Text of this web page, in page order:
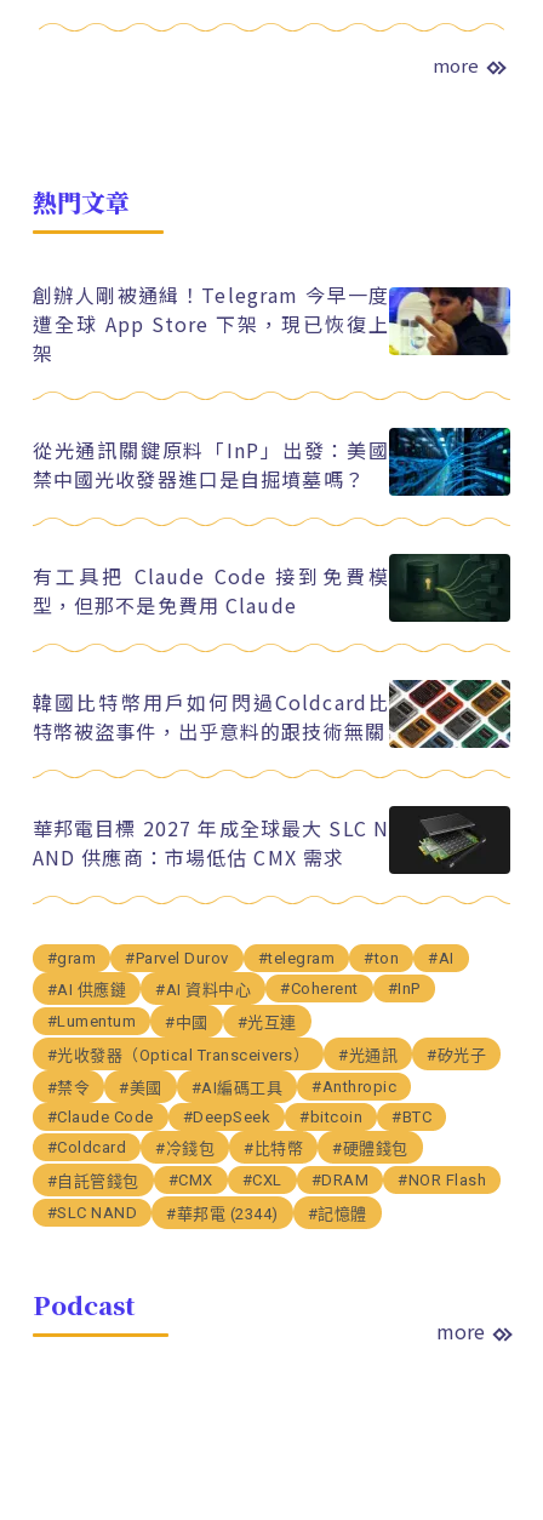
more
熱門文章
創辦人剛被通緝！Telegram 今早一度
遭全球 App Store 下架，現已恢復上
架
從光通訊關鍵原料「InP」出發：美國
禁中國光收發器進口是自掘墳墓嗎？
有工具把 Claude Code 接到免費模
型，但那不是免費用 Claude
韓國比特幣用戶如何閃過Coldcard比
特幣被盜事件，出乎意料的跟技術無關
華邦電目標 2027 年成全球最大 SLC N
AND 供應商：市場低估 CMX 需求
#gram #Parvel Durov #telegram #ton
#AI
#AI 供應鏈
#AI 資料中心 #Coherent
#InP
#Lumentum
#中國
#光互連
#光收發器（Optical Transceivers）
#光通訊
#矽光子
#禁令
#美國 #AI編碼工具
#Anthropic
#Claude Code
#DeepSeek #bitcoin
#BTC
#Coldcard
#冷錢包 #比特幣
#硬體錢包
#自託管錢包
#CMX #CXL #DRAM
#NOR Flash
#SLC NAND
#華邦電 (2344) #記憶體
Podcast
more